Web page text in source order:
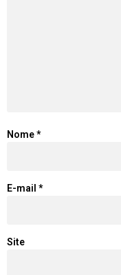
Nome*
E-mail *
Site